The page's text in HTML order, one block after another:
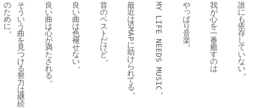
誰
に
も
依
存
し
て
い
な
い。
我
が
心
を
一
番
癒
す
の
は
や
っ
ぱ
り
音
楽。
MY
LIFE
NEEDS
MUSIC。
最
近
は
SMAP
に
助
け
ら
れ
て
る。
昔
の
ベ
ス
ト
だ
け
ど。
良
い
曲
は
色
褪
せ
な
い。
良
い
曲
は
心
が
満
た
さ
れ
る。
そ
う
い
う
曲
を
見
つ
け
る
努
力
は
継
続
の
た
め
に。